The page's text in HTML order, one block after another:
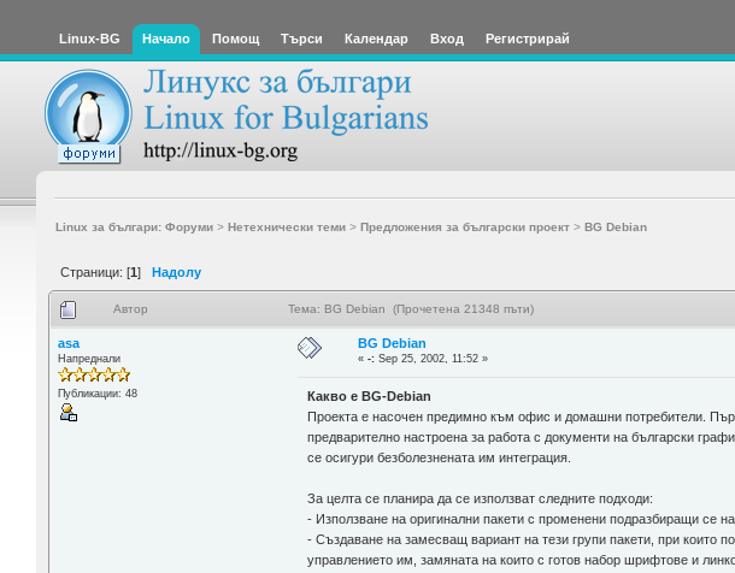
Linux-BG Начало Помощ Търси Календар Вход Регистрирай
Linux за българи: Форуми> Нетехнически теми> Предложения за български проект> BG Debian
Страници: [1] Надолу
Автор Тема: BG Debian (Прочетена 21348 пъти)
asa
Напреднали
Публикации: 48
BG Debian
«-: Sep 25, 2002, 11:52 »
Какво е BG-Debian
Проекта е насочен предимно към офис и домашни потребители.
предварително настроена за работа с документи на български
се осигури безболезнената им интеграция.
За целта се планира да се използват следните подходи:
- Използване на оригинални пакети с променени подразбиращи се
- Създаване на замесващ вариант на тези групи пакети, при които
управлението им, замяната на които с готов набор шрифтове и